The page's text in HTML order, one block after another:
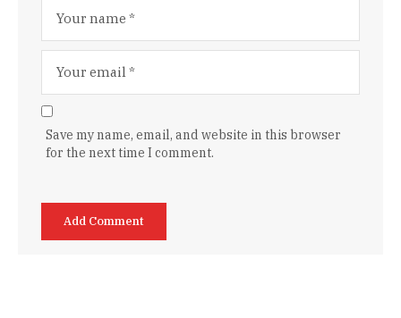
Save my name, email, and website in this browser
for the next time I comment.